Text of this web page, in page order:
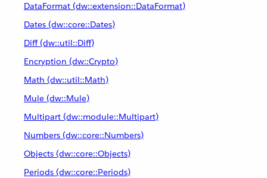
DataFormat (dw::extension::DataFormat)
Dates (dw::core::Dates)
Diff (dw::util::Diff)
Encryption (dw::Crypto)
Math (dw::util::Math)
Mule (dw::Mule)
Multipart (dw::module::Multipart)
Numbers (dw::core::Numbers)
Objects (dw::core::Objects)
Periods (dw::core::Periods)